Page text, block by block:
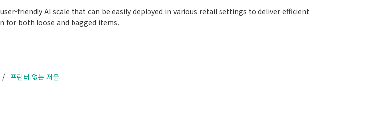
friendly AI scale that can be easily deployed in various retail settings to deliver efficient
for both loose and bagged items.
프린터 없는 저울